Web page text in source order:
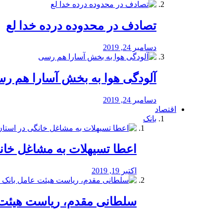
تصادف در محدوده درده خدا لع
دسامبر 24, 2019
آلودگی هوا به بخش آسارا هم
دسامبر 24, 2019
اقتصاد
بانک
️اعطا تسیهلات به مشاغل
اکتبر 19, 2019
سلطانی مقدم، ریاست هیئت